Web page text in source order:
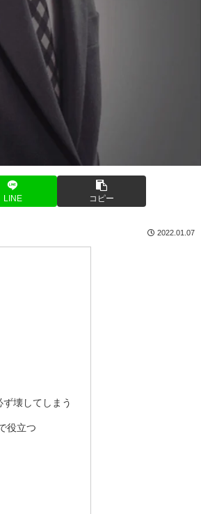
LINE コピー
2022.01.07
壊してしまう
役立つ